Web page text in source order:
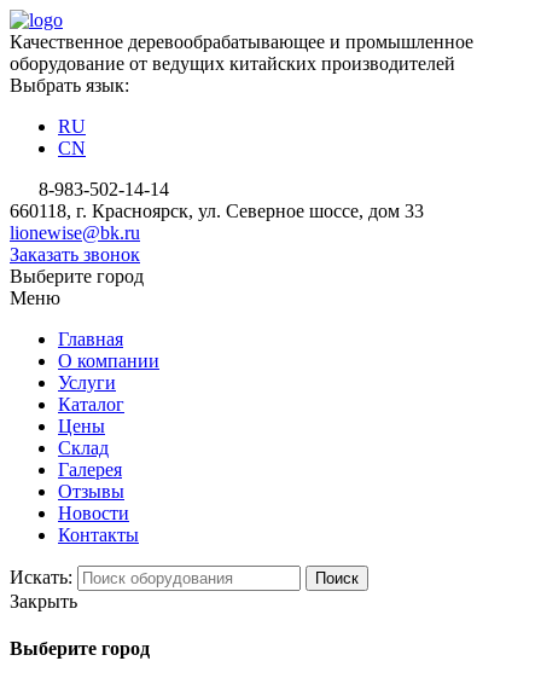
Качественное деревообрабатывающее и промышленное
оборудование от ведущих китайских производителей
Выбрать язык:
RU
CN
8-983-502-14-14
660118, г. Красноярск, ул. Северное шоссе, дом 33
lionewise@bk.ru
Заказать звонок
Выберите город
Меню
Главная
О компании
Услуги
Каталог
Цены
Склад
Галерея
Отзывы
Новости
Контакты
Искать: Поиск
Закрыть
Выберите город